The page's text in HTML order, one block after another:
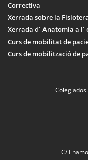
Correctiva
Xerrada sobre la
Xerrada d´ Anatomia a l´
Curs de mobilitat de
Curs de mobilització de
C/